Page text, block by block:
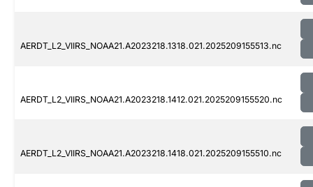
AERDT_L2_VIIRS_NOAA21.A2023218.1318.021.2025209155513.nc
AERDT_L2_VIIRS_NOAA21.A2023218.1412.021.2025209155520.nc
AERDT_L2_VIIRS_NOAA21.A2023218.1418.021.2025209155510.nc